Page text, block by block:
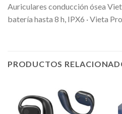
Auriculares conducción ósea
batería hasta 8 h, IPX6 · Vieta
PRODUCTOS